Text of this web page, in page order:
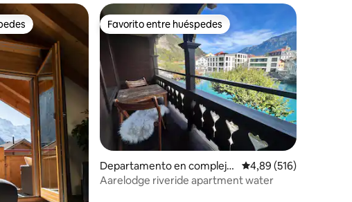
más destacadosFavorito entre huéspedes
Favorito entre huéspedes
Departamento en complejo
residencial en Unterseen
Calificación promedio:
4,89 (516)
Aarelodge riveride apartment water